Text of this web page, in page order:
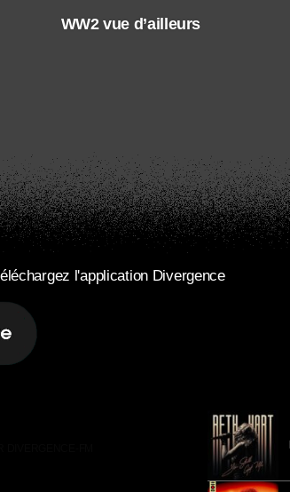
WW2 vue d’ailleurs
l'application Divergence